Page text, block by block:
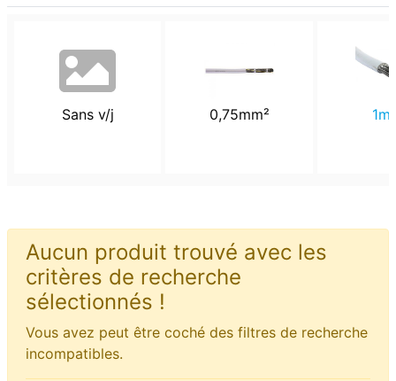
Sans v/j 0,75mm²
Aucun produit trouvé avec les
critères de recherche
sélectionnés !
Vous avez peut être coché des filtres de recherche
incompatibles.